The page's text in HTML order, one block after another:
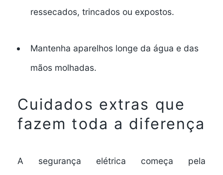
ressecados, trincados ou expostos.
Mantenha aparelhos longe da água e das
mãos molhadas.
Cuidados extras que
fazem toda a diferença
A segurança elétrica começa pela